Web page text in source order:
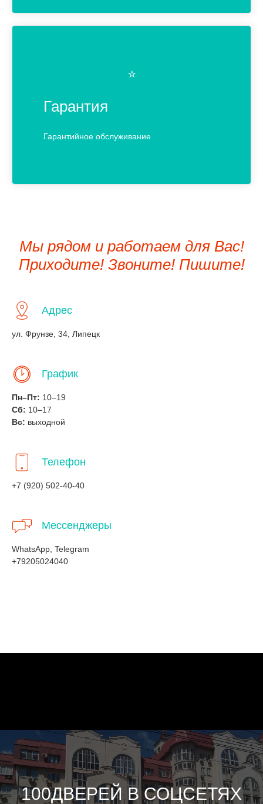
⭐️
Гарантия
Гарантийное обслуживание
Мы рядом и работаем для Вас!
Приходите! Звоните! Пишите!
Адрес
ул. Фрунзе, 34, Липецк
График
Пн–Пт: 10–19
Сб: 10–17
Вс: выходной
Телефон
+7 (920) 502-40-40
Мессенджеры
WhatsApp, Telegram
+79205024040
100ДВЕРЕЙ В СОЦСЕТЯХ